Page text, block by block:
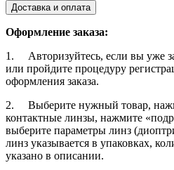
Доставка и оплата
Оформление заказа:
1. Авторизуйтесь, если вы уже
или пройдите процедуру
оформления заказа.
2. Выберите нужный товар,
контактные линзы, нажмите
выберите параметры линз
линз указывается в упаковках,
указано в описании.